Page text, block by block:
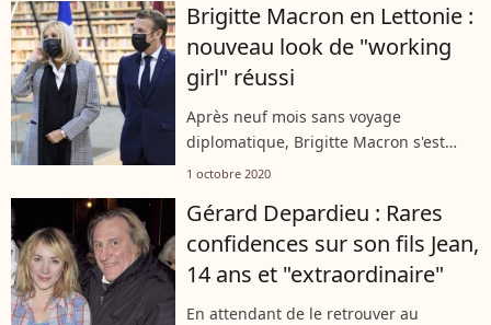
en tribunes, Miss France 2020 a...
Brigitte Macron en Lettonie :
nouveau look de "working
girl" réussi
Après neuf mois sans voyage
diplomatique, Brigitte Macron s'est
illustrée lors d'une tournée express
président de mari. Avant de regagner
le palais...
1 octobre 2020
Gérard Depardieu : Rares
confidences sur son fils Jean,
14 ans et "extraordinaire"
En attendant de le retrouver au